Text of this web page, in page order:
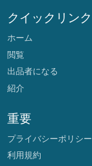
クイックリンク
ホーム
閲覧
出品者になる
紹介
重要
プライバシーポリシー
利用規約